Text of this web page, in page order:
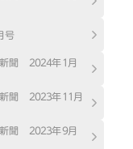
号
聞 ２０２４年１月
聞 ２０２３年１１月
聞 ２０２３年９月